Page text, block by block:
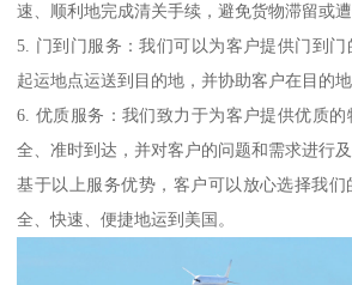
速、顺利地完成清关手续，避免货物滞留或遭
5. 门到门服务：我们可以为客户提供门到
起运地点运送到目的地，并协助客户在目的地
6. 优质服务：我们致力于为客户提供优质
全、准时到达，并对客户的问题和需求进行及
基于以上服务优势，客户可以放心选择我
全、快速、便捷地运到美国。